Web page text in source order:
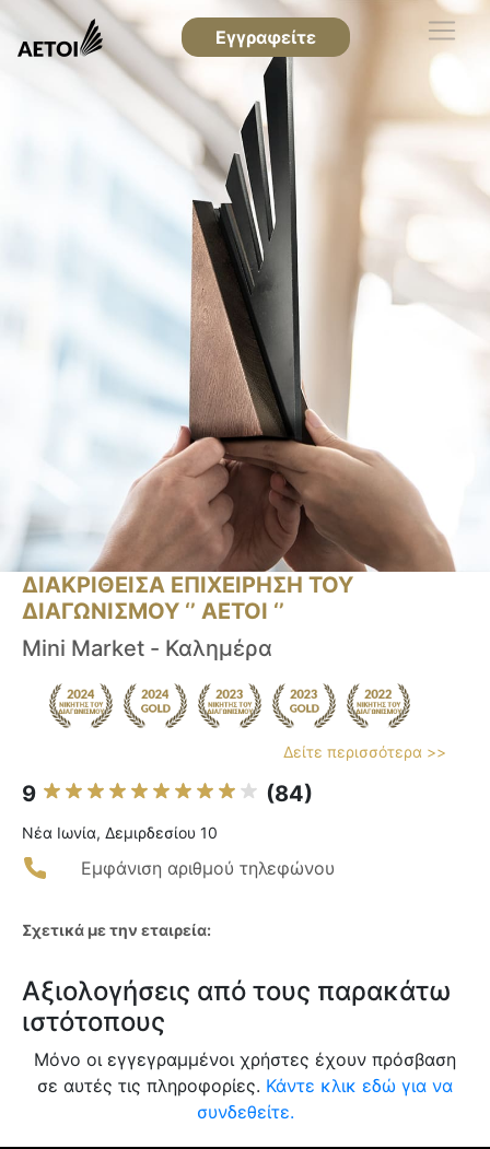
Εγγραφείτε
ΔΙΑΚΡΙΘΕΙΣΑ ΕΠΙΧΕΙΡΗΣΗ ΤΟΥ
ΔΙΑΓΩΝΙΣΜΟΥ ‘’ ΑΕΤΟΙ ‘’
Mini Market - Καλημέρα
Δείτε περισσότερα >>
9 (84)
Νέα Ιωνία, Δεμιρδεσίου 10
Εμφάνιση αριθμού τηλεφώνου
Σχετικά με την εταιρεία:
Αξιολογήσεις από τους παρακάτω
ιστότοπους
Μόνο οι εγγεγραμμένοι χρήστες έχουν πρόσβαση
σε αυτές τις πληροφορίες. Κάντε κλικ εδώ για να
συνδεθείτε.